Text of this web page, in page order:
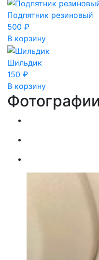
Подпятник резиновый
500 ₽
В корзину
Шильдик
150 ₽
В корзину